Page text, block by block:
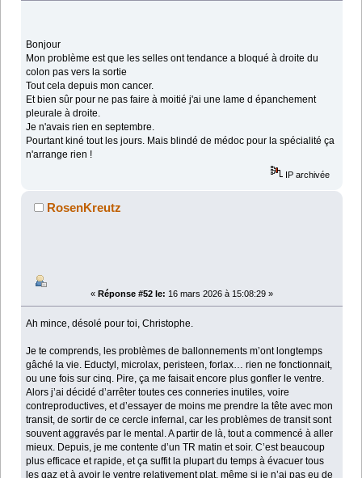
Bonjour
Mon problème est que les selles ont tendance a bloqué à droite du
colon pas vers la sortie
Tout cela depuis mon cancer.
Et bien sûr pour ne pas faire à moitié j'ai une lame d épanchement
pleurale à droite.
Je n'avais rien en septembre.
Pourtant kiné tout les jours. Mais blindé de médoc pour la spécialité ça
n'arrange rien !
IP archivée
RosenKreutz
« Réponse #52 le: 16 mars 2026 à 15:08:29 »
Ah mince, désolé pour toi, Christophe.
Je te comprends, les problèmes de ballonnements m’ont longtemps
gâché la vie. Eductyl, microlax, peristeen, forlax… rien ne fonctionnait,
ou une fois sur cinq. Pire, ça me faisait encore plus gonfler le ventre.
Alors j’ai décidé d’arrêter toutes ces conneries inutiles, voire
contreproductives, et d’essayer de moins me prendre la tête avec mon
transit, de sortir de ce cercle infernal, car les problèmes de transit sont
souvent aggravés par le mental. A partir de là, tout a commencé à aller
mieux. Depuis, je me contente d’un TR matin et soir. C’est beaucoup
plus efficace et rapide, et ça suffit la plupart du temps à évacuer tous
les gaz et à avoir le ventre relativement plat, même si je n’ai pas eu de